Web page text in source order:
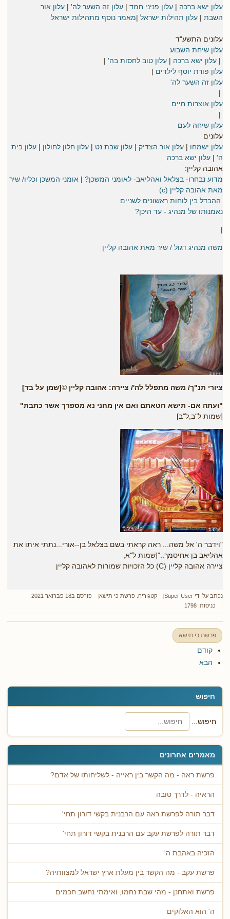
חיפוש
חיפוש...
מאמרים אחרונים
פרשת ראה - מה הקשר בין ראייה - לשליחותו של אדם?
הראיה - לדרך טובה
דבר תורה לפרשת ראה עם הרבנית בקשי דורון תחי'
דבר תורה לפרשת עקב עם הרבנית בקשי דורון תחי'
הזכיה באהבת ה'
פרשת עקב - מה הקשר בין מעלת ארץ ישראל למצוותיה?
פרשת ואתחנן - מהי שבת נחמו, ואימתי נחשב חכמים
ה' הוא האלוקים
עלון ישא ברכה | עלון פניני חמד | עלון זה השער לה' | עלון אור
השבת | עלון תהילות ישראל |מאמר נוסף מתהילות ישראל
עלונים התשע"ד
עלון שיחת השבוע
| עלון ישא ברכה | עלון טוב לחסות בה' |
עלון פורת יוסף לילדים |
עלון זה השער לה'
|
עלון אוצרות חיים
|
עלון שיחה לעם
עלונים
עלון ישמחו | עלון אור הצדיק | עלון שבת נט | עלון חלון לחולון | עלון בית
ה' | עלון ישא ברכה
אהובה קליין:
מדוע נבחרו- בצלאל ואהליאב- לאומני המשכן? | אומני המשכן וכליו/ שיר
מאת אהובה קליין (c)
ההבדל בין לוחות ראשונים לשניים
נאמנותו של מנהיג - עד היכן?
|
משה מנהיג דגול / שיר מאת אהובה קליין
ציורי תנ"ך/ משה מתפלל לה'/ ציירה: אהובה קליין ©[שמן על בד]
"ועתה אם- תישא חטאתם ואם אין מחני נא מספרך אשר כתבת"
[שמות ל"ב,ל"ב]
"וידבר ה' אל משה... ראה קראתי בשם בצלאל בן--אורי...נתתי איתו את
אהליאב בן אחיסמך.."[שמות ל"א,
ציירה אהובה קליין (C) כל הזכויות שמורות לאהובה קליין
נכתב על ידי Super User קטגוריה: פרשת כי תישא
פורסם ב18 פברואר 2021
כניסות: 1798
פרשת כי תישא
קודם
הבא